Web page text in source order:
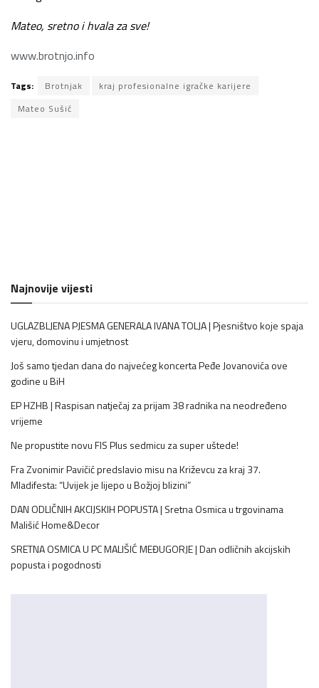
Mateo, sretno i hvala za sve!
www.brotnjo.info
Tags: Brotnjak
kraj profesionalne igračke karijere
Mateo Sušić
Najnovije vijesti
UGLAZBLJENA PJESMA GENERALA IVANA TOLJA | Pjesništvo koje spaja
vjeru, domovinu i umjetnost
Još samo tjedan dana do najvećeg koncerta Peđe Jovanovića ove
godine u BiH
EP HZHB | Raspisan natječaj za prijam 38 radnika na neodređeno
vrijeme
Ne propustite novu FIS Plus sedmicu za super uštede!
Fra Zvonimir Pavičić predslavio misu na Križevcu za kraj 37.
Mladifesta: “Uvijek je lijepo u Božjoj blizini”
DAN ODLIČNIH AKCIJSKIH POPUSTA | Sretna Osmica u trgovinama
Mališić Home&Decor
SRETNA OSMICA U PC MALIŠIĆ MEĐUGORJE | Dan odličnih akcijskih
popusta i pogodnosti